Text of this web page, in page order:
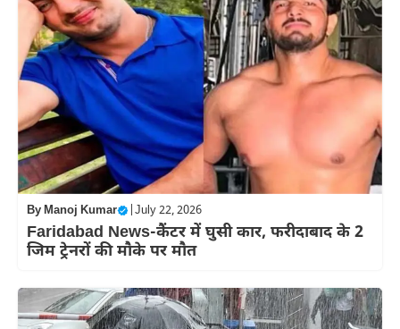
ByManoj Kumar July 22, 2026
Faridabad News-कैंटर में घुसी कार, फरीदाबाद के 2
जिम ट्रेनरों की मौके पर मौत